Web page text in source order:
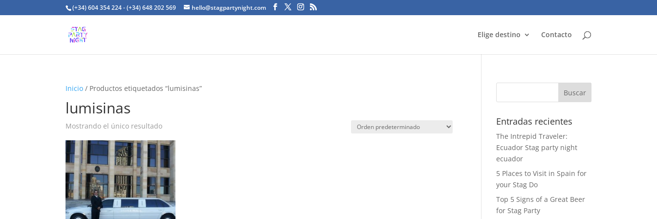
(+34) 604 354 224 - (+34) 648 202 569 hello@stagpartynight.com
Elige destino Contacto
Inicio / Productos etiquetados “lumisinas”
lumisinas
Mostrando el único resultado Entradas recientes
The Intrepid Traveler:
Ecuador Stag party night
ecuador
5 Places to Visit in Spain for
your Stag Do
Top 5 Signs of a Great Beer
for Stag Party